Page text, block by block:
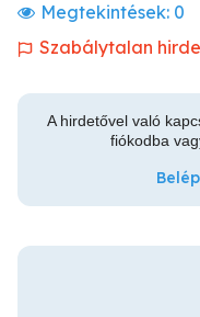
Megtekintések: 0
Szabálytalan
A hirdetővel való
fiókodba